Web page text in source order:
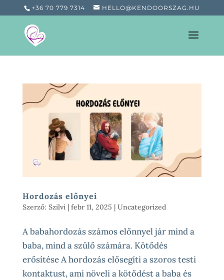
+36 70 779 7314 HELLO@KENDOORSZAG.HU
Hordozás előnyei
Szerző: Szilvi| febr 11, 2025 | Uncategorized
A babahordozás számos előnnyel jár mind a
baba, mind a szülő számára. Kötődés
erősítése A hordozás elősegíti a szoros testi
kontaktust, ami növeli a kötődést a baba és